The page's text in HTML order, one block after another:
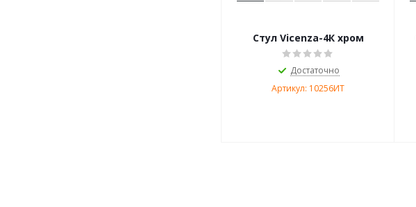
Стул Vicenza-4К хром
Достаточно
Артикул: 10256ИТ